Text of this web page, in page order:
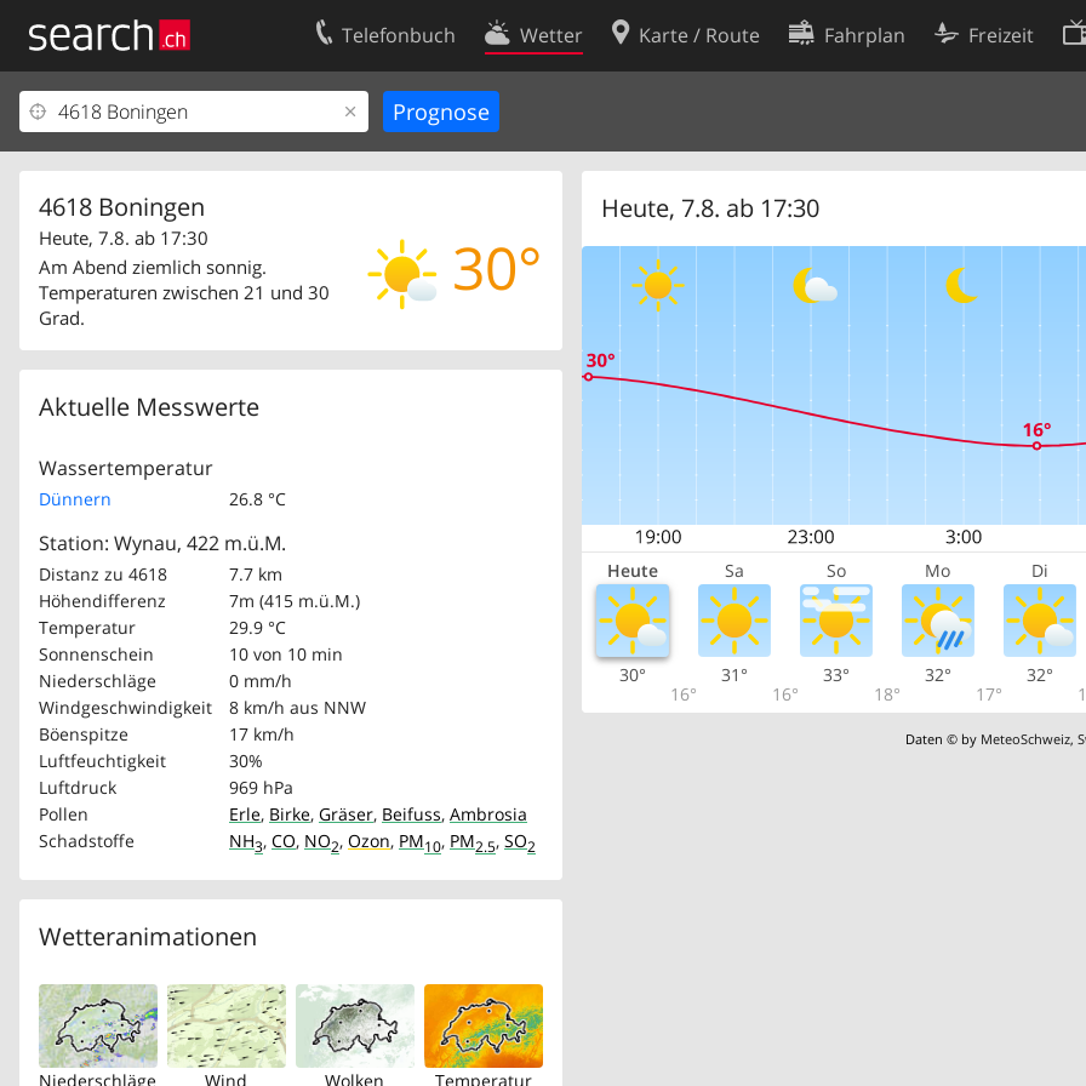
Telefonbuch Wetter Karte / Route Fahrplan Freizeit
4618 Boningen
30°
Heute, 7.8. ab 17:30
Am Abend ziemlich sonnig.
Temperaturen zwischen 21 und 30
Grad.
Aktuelle Messwerte
Wassertemperatur
Dünnern 26.8 °C
Station: Wynau, 422 m.ü.M.
Distanz zu 4618
7.7 km
Höhendifferenz
7m (415 m.ü.M.)
Temperatur
29.9 °C
Sonnenschein
10 von 10 min
Niederschläge
0 mm/h
Windgeschwindigkeit
8 km/h aus NNW
Böenspitze
17 km/h
Luftfeuchtigkeit
30%
Luftdruck
969 hPa
Pollen
Erle, Birke, Gräser, Beifuss, Ambrosia
Schadstoffe
NH3, CO, NO2, Ozon, PM10, PM2.5, SO2
Wetteranimationen
Niederschläge Wind Wolken Temperatur
Heute, 7.8. ab 17:30
Heute Sa So Mo Di
30°
16°
31°
16°
33°
18°
32°
17°
32°
Daten © by MeteoSchweiz,
Ihr Eintrag
Kundencenter Geschäftskunden
Kontakt
Nutzungsbedingungen
Cookie-Einstellungen